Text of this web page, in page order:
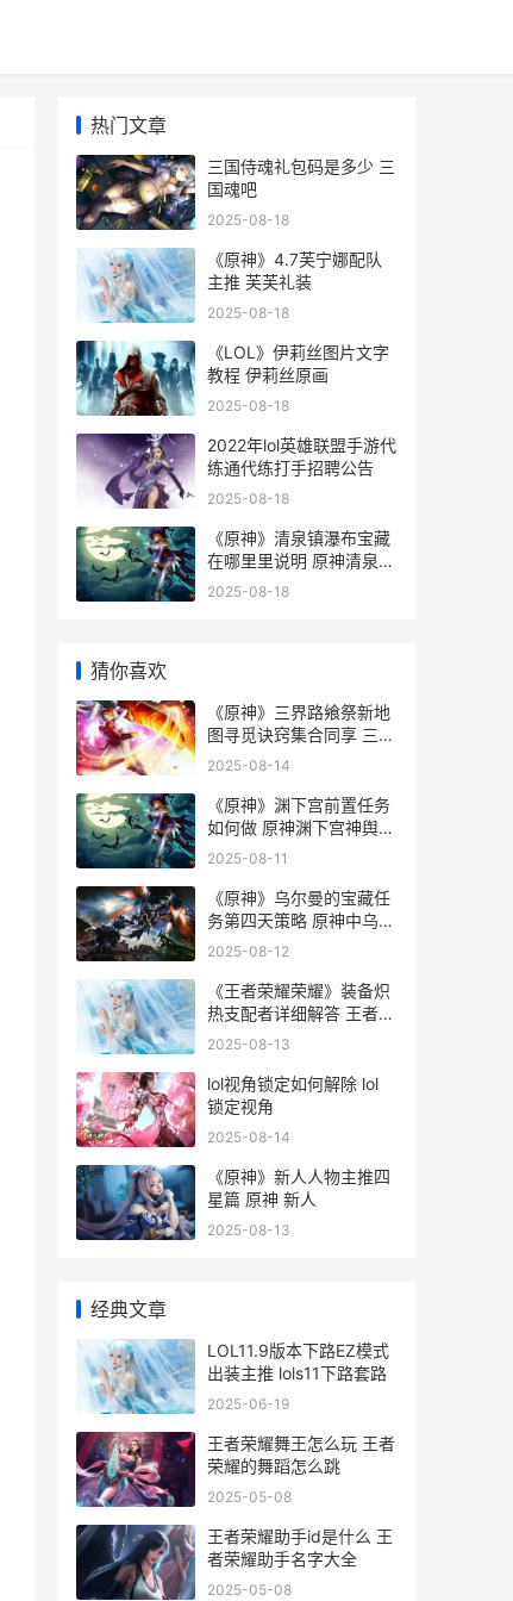
热门文章
三国侍魂礼包码是多少 三
国魂吧
2025-08-18
《原神》4.7芙宁娜配队
主推 芙芙礼装
2025-08-18
《LOL》伊莉丝图片文字
教程 伊莉丝原画
2025-08-18
2022年lol英雄联盟手游代
练通代练打手招聘公告
2025-08-18
《原神》清泉镇瀑布宝藏
在哪里里说明 原神清泉镇
怎么过
2025-08-18
猜你喜欢
《原神》三界路飨祭新地
图寻觅诀窍集合同享 三界
在哪
2025-08-14
《原神》渊下宫前置任务
如何做 原神渊下宫神舆之
辔在哪
2025-08-11
《原神》乌尔曼的宝藏任
务第四天策略 原神中乌尔
曼在哪
2025-08-12
《王者荣耀荣耀》装备炽
热支配者详细解答 王者荣
耀荣耀称号在哪里设置-
2025-08-13
lol视角锁定如何解除 lol
锁定视角
2025-08-14
《原神》新人人物主推四
星篇 原神 新人
2025-08-13
经典文章
LOL11.9版本下路EZ模式
出装主推 lols11下路套路
2025-06-19
王者荣耀舞王怎么玩 王者
荣耀的舞蹈怎么跳
2025-05-08
王者荣耀助手id是什么 王
者荣耀助手名字大全
2025-05-08